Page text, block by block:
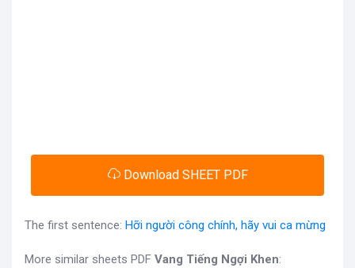
Download SHEET PDF
The first sentence: Hỡi người công chính, hãy vui ca mừng
More similar sheets PDF Vang Tiếng Ngợi Khen: